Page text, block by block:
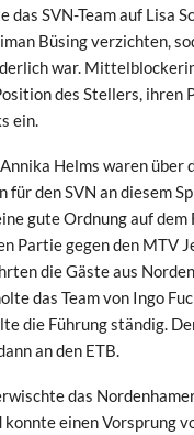
das SVN-Team auf Lisa
Büsing verzichten,
war.
des Stellers, ihren
ein.
Helms waren
für den SVN an diesem
gute Ordnung auf dem
Partie gegen den MTV
die Gäste aus
das Team von Ingo
die Führung ständig.
an den ETB.
das
einen Vorsprung